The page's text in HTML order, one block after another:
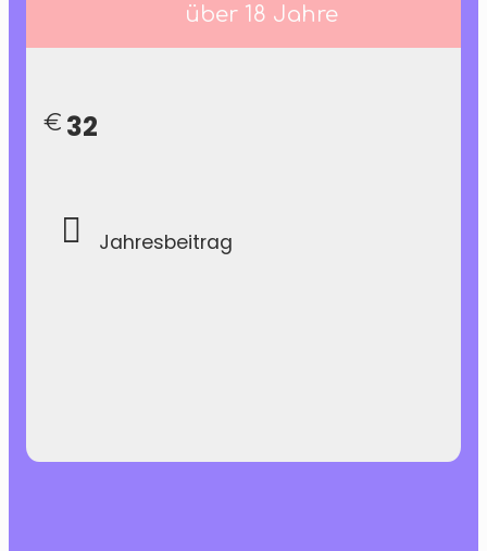
über 18 Jahre
€ 32
Jahresbeitrag